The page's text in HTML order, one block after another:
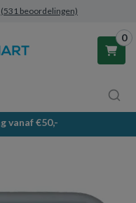
(531 beoordelingen)
0
is leeg.
vanaf €50,-